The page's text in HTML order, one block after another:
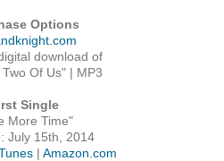
Options
download of
Of Us" | MP3
Single
More Time"
July 15th, 2014
| Amazon.com